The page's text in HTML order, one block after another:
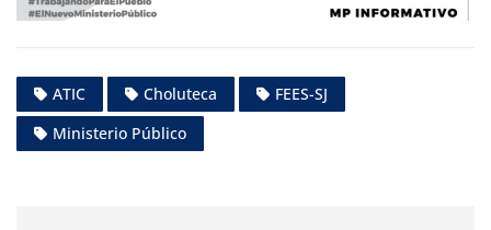
ATIC Choluteca
FEES-SJ
Ministerio Público